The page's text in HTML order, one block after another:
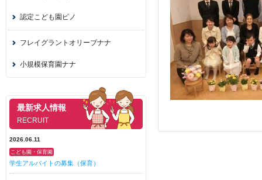
認定こども園ピノ
フレイグラントオリーブナナ
小規模保育園ナナ
最新求人情報
RECRUIT
2026.06.11
こども園・保育園
学生アルバイトの募集（保育）